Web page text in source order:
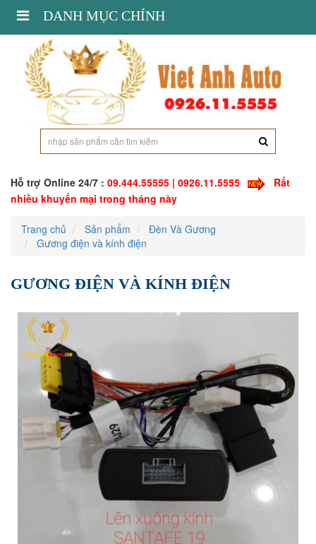
Hỗ trợ Online 24/7 : 09.444.55555 | 0926.11.5555
Rất
nhiều khuyến mại trong tháng này
Toggle
DANH MỤC CHÍNH
Trang chủ Sản phẩm
Đèn Và Gương
Gương điện và kính điện
GƯƠNG ĐIỆN VÀ KÍNH ĐIỆN